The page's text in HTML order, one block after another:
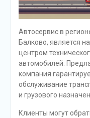
Автосервис в
Балково, является
центром
автомобилей.
компания
обслуживание
и грузового
Клиенты могут